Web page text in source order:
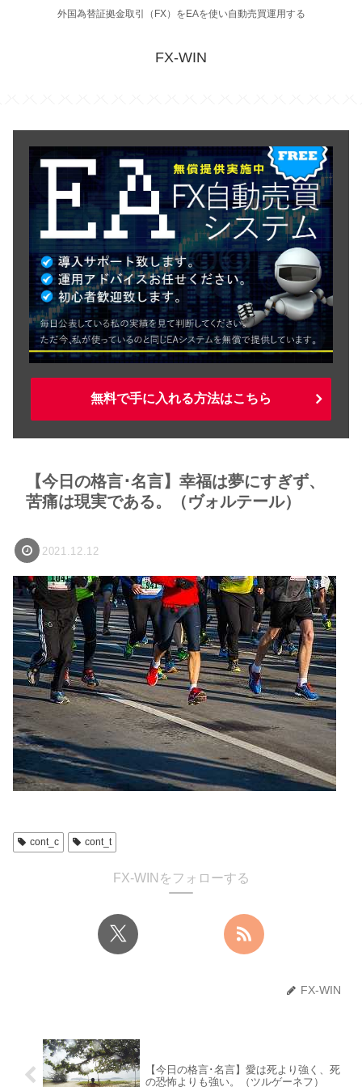
外国為替証拠金取引（FX）をEAを使い自動売買運用する
FX-WIN
無料で手に入れる方法はこちら
【今日の格言･名言】幸福は夢にすぎず、
苦痛は現実である。（ヴォルテール）
2021.12.12
cont_c cont_t
FX-WINをフォローする
FX-WIN
【今日の格言･名言】愛は死より強く、死
の恐怖よりも強い。（ツルゲーネフ）